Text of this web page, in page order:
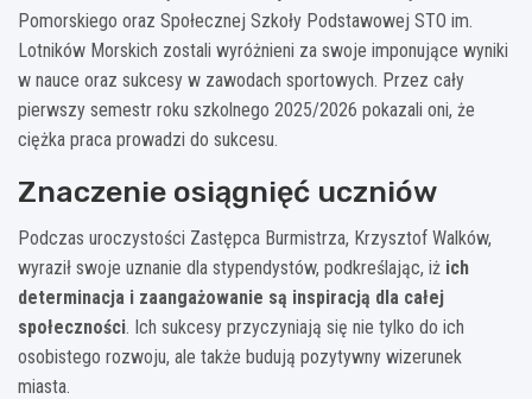
Pomorskiego oraz Społecznej Szkoły Podstawowej STO im.
Lotników Morskich zostali wyróżnieni za swoje imponujące wyniki
w nauce oraz sukcesy w zawodach sportowych. Przez cały
pierwszy semestr roku szkolnego 2025/2026 pokazali oni, że
ciężka praca prowadzi do sukcesu.
Znaczenie osiągnięć uczniów
Podczas uroczystości Zastępca Burmistrza, Krzysztof Walków,
wyraził swoje uznanie dla stypendystów, podkreślając, iż ich
determinacja i zaangażowanie są inspiracją dla całej
społeczności. Ich sukcesy przyczyniają się nie tylko do ich
osobistego rozwoju, ale także budują pozytywny wizerunek
miasta.